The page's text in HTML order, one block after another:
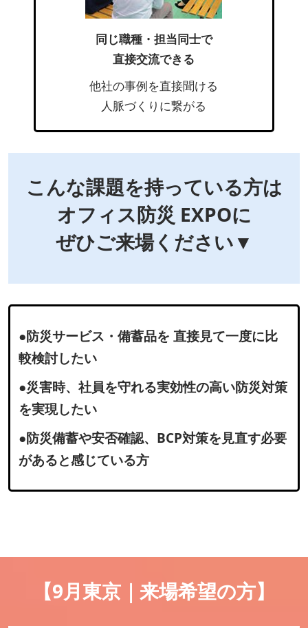
同じ職種・担当同士で
直接交流できる
他社の事例を直接聞ける
人脈づくりに繋がる
こんな課題を持っている方は
オフィス防災 EXPOに
ぜひご来場ください▼
●防災サービス・備蓄品を 直接見て一度に比
較検討したい
●災害時、社員を守れる実効性の高い防災対策
を実現したい
●防災備蓄や安否確認、BCP対策を見直す必要
があると感じている方
【9月東京｜来場希望の方】